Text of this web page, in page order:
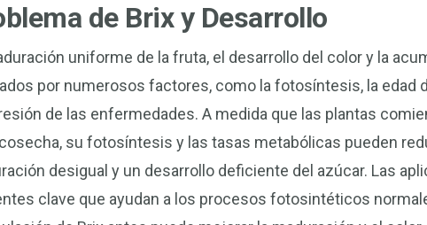
de Brix y Desarrollo
uniforme de la fruta, el desarrollo del color y la
por numerosos factores, como la fotosíntesis, la edad
de las enfermedades. A medida que las plantas
su fotosíntesis y las tasas metabólicas pueden
desigual y un desarrollo deficiente del azúcar. Las
clave que ayudan a los procesos fotosintéticos